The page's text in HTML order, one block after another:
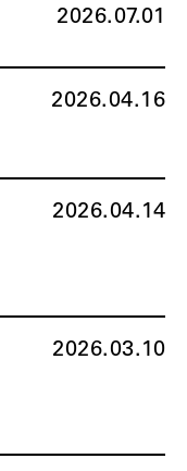
2026.07.01
2026.04.16
2026.04.14
2026.03.10